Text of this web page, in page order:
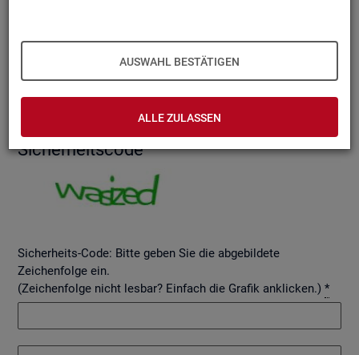
AUSWAHL BESTÄTIGEN
ALLE ZULASSEN
Si­cher­heits­code
Sicherheits-Code: Bitte geben Sie die abgebildete
Zeichenfolge ein.
(Zeichenfolge nicht lesbar? Einfach die Grafik anklicken.) *